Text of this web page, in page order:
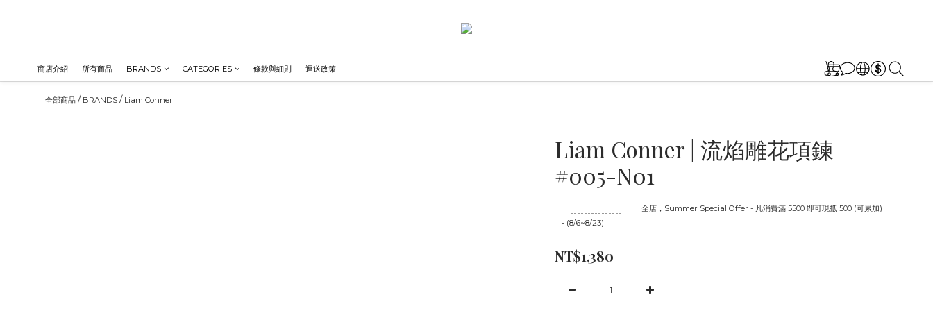
商店介紹 所有商品 BRANDS CATEGORIES 條款與細則 運送政策
全部商品 / BRANDS / Liam Conner
Liam Conner | 流焰雕花項鍊
#005-N01
全店，Summer Special Offer - 凡消費滿 5500 即可現抵 500 (可累加)
- (8/6~8/23)
NT$1,380